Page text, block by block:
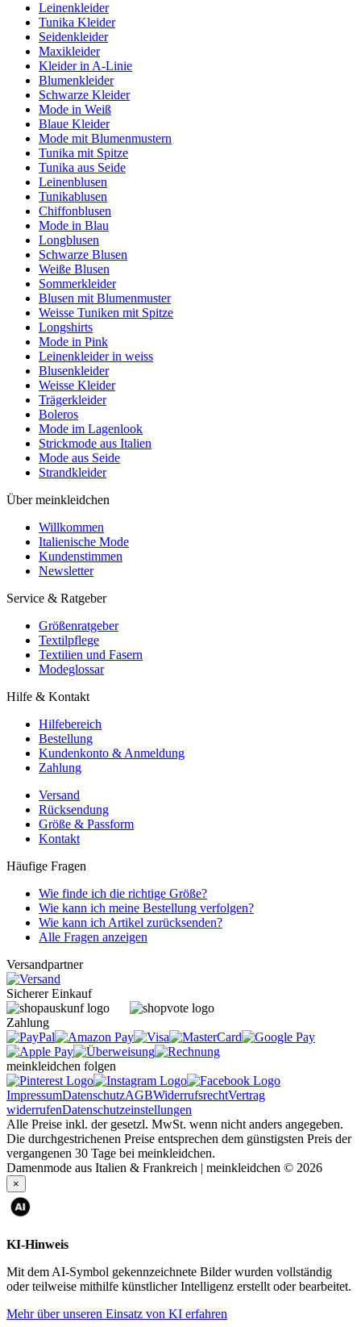
Leinenkleider
Tunika Kleider
Seidenkleider
Maxikleider
Kleider in A-Linie
Blumenkleider
Schwarze Kleider
Mode in Weiß
Blaue Kleider
Mode mit Blumenmustern
Tunika mit Spitze
Tunika aus Seide
Leinenblusen
Tunikablusen
Chiffonblusen
Mode in Blau
Longblusen
Schwarze Blusen
Weiße Blusen
Sommerkleider
Blusen mit Blumenmuster
Weisse Tuniken mit Spitze
Longshirts
Mode in Pink
Leinenkleider in weiss
Blusenkleider
Weisse Kleider
Trägerkleider
Boleros
Mode im Lagenlook
Strickmode aus Italien
Mode aus Seide
Strandkleider
Über meinkleidchen
Willkommen
Italienische Mode
Kundenstimmen
Newsletter
Service & Ratgeber
Größenratgeber
Textilpflege
Textilien und Fasern
Modeglossar
Hilfe & Kontakt
Hilfebereich
Bestellung
Kundenkonto & Anmeldung
Zahlung
Versand
Rücksendung
Größe & Passform
Kontakt
Häufige Fragen
Wie finde ich die richtige Größe?
Wie kann ich meine Bestellung verfolgen?
Wie kann ich Artikel zurücksenden?
Alle Fragen anzeigen
Versandpartner
Sicherer Einkauf
Zahlung
meinkleidchen folgen
ImpressumDatenschutzAGBWiderrufsrechtVertrag
widerrufenDatenschutzeinstellungen
Alle Preise inkl. der gesetzl. MwSt. wenn nicht anders angegeben.
Die durchgestrichenen Preise entsprechen dem günstigsten Preis der
vergangenen 30 Tage bei meinkleidchen.
Damenmode aus Italien & Frankreich | meinkleidchen © 2026
×
KI-Hinweis
Mit dem AI-Symbol gekennzeichnete Bilder wurden vollständig
oder teilweise mithilfe künstlicher Intelligenz erstellt oder bearbeitet.
Mehr über unseren Einsatz von KI erfahren